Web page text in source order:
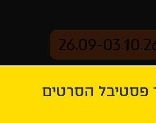
26.09-
פסטיבל הסרטים